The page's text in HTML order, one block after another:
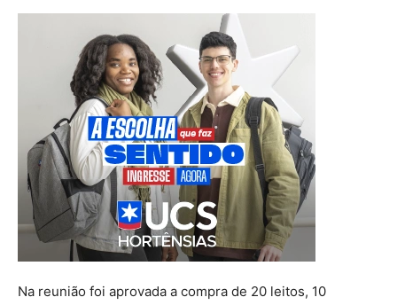
Na reunião foi aprovada a compra de 20 leitos, 10